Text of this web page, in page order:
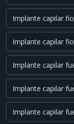
Implante capilar
Implante capilar
Implante capilar
Implante capilar
Implante capilar